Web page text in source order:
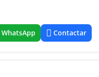
WhatsApp Contactar